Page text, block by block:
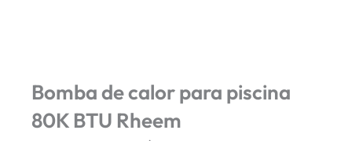
Bomba de calor para piscina
80K BTU Rheem